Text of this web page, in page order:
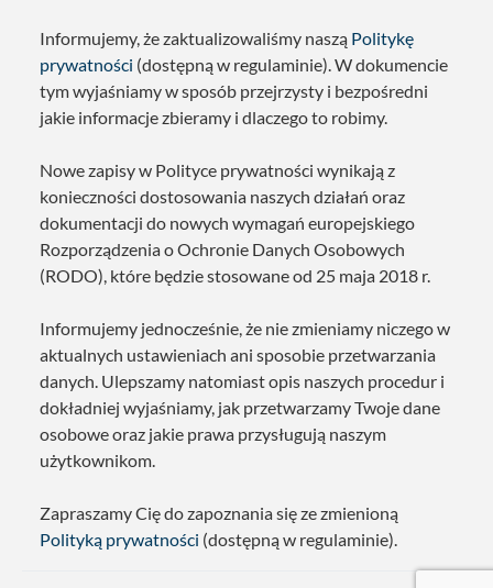
Informujemy, że zaktualizowaliśmy naszą Politykę
prywatności (dostępną w regulaminie). W dokumencie
tym wyjaśniamy w sposób przejrzysty i bezpośredni
jakie informacje zbieramy i dlaczego to robimy.
Nowe zapisy w Polityce prywatności wynikają z
konieczności dostosowania naszych działań oraz
dokumentacji do nowych wymagań europejskiego
Rozporządzenia o Ochronie Danych Osobowych
(RODO), które będzie stosowane od 25 maja 2018 r.
Informujemy jednocześnie, że nie zmieniamy niczego w
aktualnych ustawieniach ani sposobie przetwarzania
danych. Ulepszamy natomiast opis naszych procedur i
dokładniej wyjaśniamy, jak przetwarzamy Twoje dane
osobowe oraz jakie prawa przysługują naszym
użytkownikom.
Zapraszamy Cię do zapoznania się ze zmienioną
Polityką prywatności (dostępną w regulaminie).